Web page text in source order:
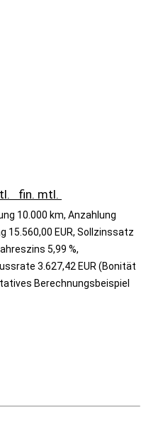
fin. mtl.
10.000 km, Anzahlung
15.560,00 EUR, Sollzinssatz
5,99 %,
3.627,42 EUR (Bonität
Berechnungsbeispiel